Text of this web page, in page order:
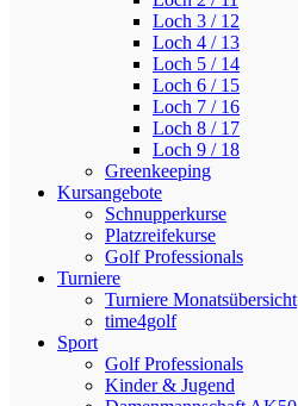
Loch 3 / 12
Loch 4 / 13
Loch 5 / 14
Loch 6 / 15
Loch 7 / 16
Loch 8 / 17
Loch 9 / 18
Greenkeeping
Kursangebote
Schnupperkurse
Platzreifekurse
Golf Professionals
Turniere
Turniere Monatsübersicht
time4golf
Sport
Golf Professionals
Kinder & Jugend